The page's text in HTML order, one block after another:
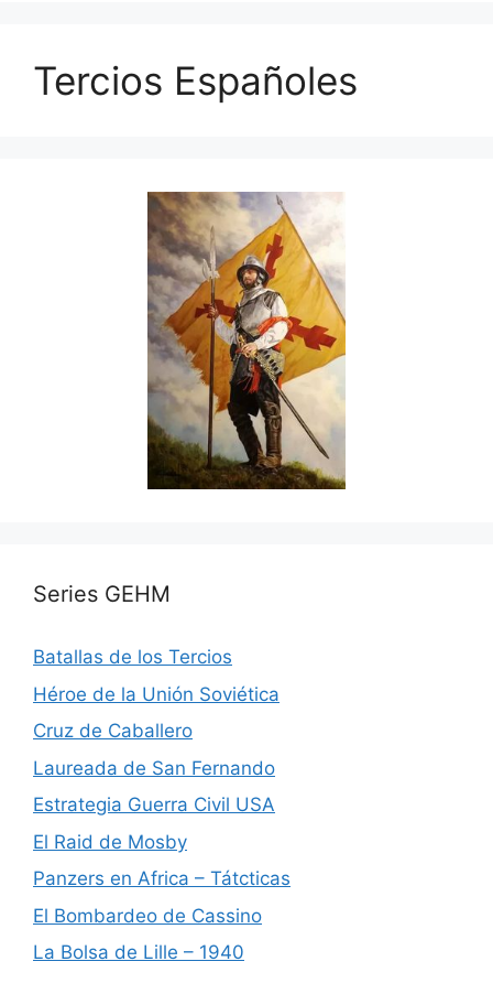
Tercios Españoles
Series GEHM
Batallas de los Tercios
Héroe de la Unión Soviética
Cruz de Caballero
Laureada de San Fernando
Estrategia Guerra Civil USA
El Raid de Mosby
Panzers en Africa – Tátcticas
El Bombardeo de Cassino
La Bolsa de Lille – 1940